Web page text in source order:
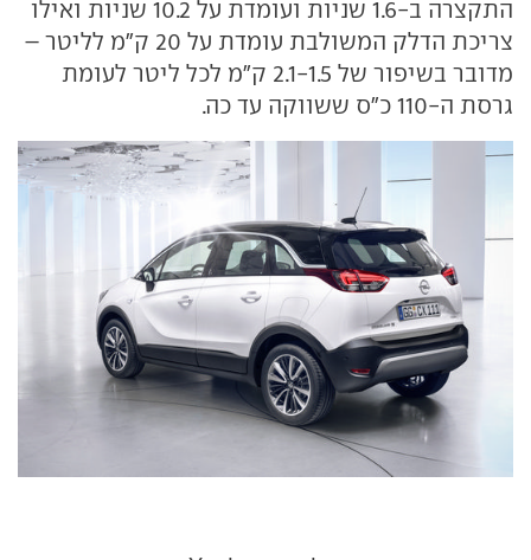
התקצרה ב-1.6 שניות ועומדת על 10.2 שניות ואילו
צריכת הדלק המשולבת עומדת על 20 ק"מ לליטר –
מדובר בשיפור של 2.1-1.5 ק"מ לכל ליטר לעומת
גרסת ה-110 כ"ס ששווקה עד כה.